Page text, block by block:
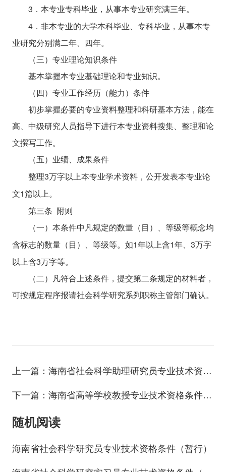
3 ．本专业专科毕业，从事本专业研究满三年。
4．非本专业的大学本科毕业、专科毕业，从事本专
业研究分别满二年、四年。
（三）专业理论知识条件
基本掌握本专业基础理论和专业知识。
（四）专业工作经历（能力）条件
初步掌握必要的专业资料整理和科研基本方法，能在
高、中级研究人员指导下进行本专业资料搜集、整理和论
文撰写工作。
（五）业绩、成果条件
整理3万字以上本专业学术资料，公开发表本专业论
文1篇以上。
第三条
附则
（一）本条件中凡规定的数量（目）、等级等概念均
含标志的数量（目）、等级等。如1年以上含1年、 3万字
以上含3万字等。
（二）凡符合上述条件，提交第二条规定的材料者，
可按规定程序报请社会科学研究系列职称主管部门确认。
上一篇：海南省社会科学助理研究员专业技术资格条件（暂行）
下一篇：海南省高等学校教授专业技术资格条件（暂行）
随机阅读
海南省社会科学研究员专业技术资格条件（暂行）